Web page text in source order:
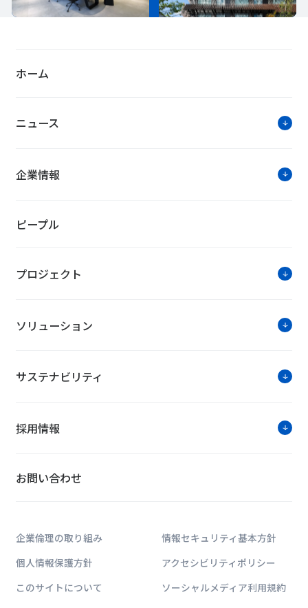
ホーム
ニュース
企業情報
ピープル
プロジェクト
ソリューション
サステナビリティ
採用情報
お問い合わせ
企業倫理の取り組み
情報セキュリティ基本方針
個人情報保護方針
アクセシビリティポリシー
このサイトについて
ソーシャルメディア利用規約